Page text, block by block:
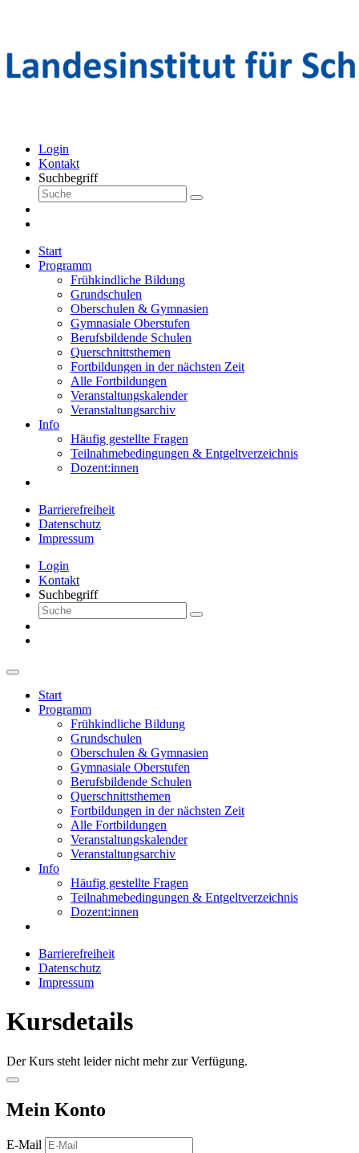
Login
Kontakt
Suchbegriff
Start
Programm
Frühkindliche Bildung
Grundschulen
Oberschulen & Gymnasien
Gymnasiale Oberstufen
Berufsbildende Schulen
Querschnittsthemen
Fortbildungen in der nächsten Zeit
Alle Fortbildungen
Veranstaltungskalender
Veranstaltungsarchiv
Info
Häufig gestellte Fragen
Teilnahmebedingungen & Entgeltverzeichnis
Dozent:innen
Barrierefreiheit
Datenschutz
Impressum
Login
Kontakt
Suchbegriff
Start
Programm
Frühkindliche Bildung
Grundschulen
Oberschulen & Gymnasien
Gymnasiale Oberstufen
Berufsbildende Schulen
Querschnittsthemen
Fortbildungen in der nächsten Zeit
Alle Fortbildungen
Veranstaltungskalender
Veranstaltungsarchiv
Info
Häufig gestellte Fragen
Teilnahmebedingungen & Entgeltverzeichnis
Dozent:innen
Barrierefreiheit
Datenschutz
Impressum
Kursdetails
Der Kurs steht leider nicht mehr zur Verfügung.
Mein Konto
E-Mail